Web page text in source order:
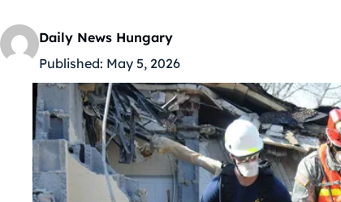
Daily News Hungary
Published: May 5, 2026